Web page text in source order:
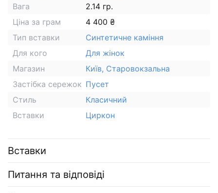
Вага
2.14 гр.
Ціна за грам
4 400 ₴
Тип вставки
Синтетичне каміння
Для кого
Для жінок
Магазин
Київ, Старовокзальна
Застібка сережок Пусет
Стиль
Класичний
Вставки
Циркон
Вставки
Питання та відповіді